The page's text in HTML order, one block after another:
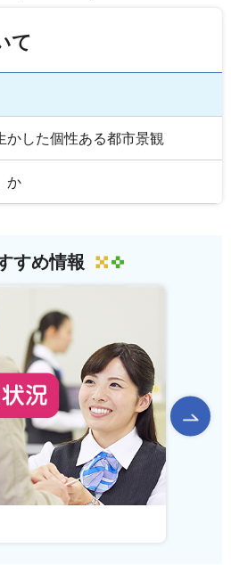
て
かした個性ある都市景観
か
すめ情報
ドを表示